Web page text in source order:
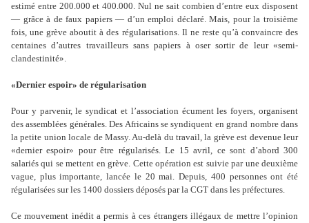
estimé entre 200.000 et 400.000. Nul ne sait combien d’entre eux disposent
— grâce à de faux papiers — d’un emploi déclaré. Mais, pour la troisième
fois, une grève aboutit à des régularisations. Il ne reste qu’à convaincre des
centaines d’autres travailleurs sans papiers à oser sortir de leur «semi-
clandestinité».
«Dernier espoir» de régularisation
Pour y parvenir, le syndicat et l’association écument les foyers, organisent
des assemblées générales. Des Africains se syndiquent en grand nombre dans
la petite union locale de Massy. Au-delà du travail, la grève est devenue leur
«dernier espoir» pour être régularisés. Le 15 avril, ce sont d’abord 300
salariés qui se mettent en grève. Cette opération est suivie par une deuxième
vague, plus importante, lancée le 20 mai. Depuis, 400 personnes ont été
régularisées sur les 1400 dossiers déposés par la CGT dans les préfectures.
Ce mouvement inédit a permis à ces étrangers illégaux de mettre l’opinion